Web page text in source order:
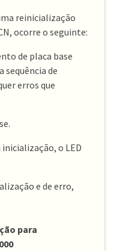
reinicialização
ocorre o seguinte:
de placa base
sequência de
erros que
o LED
e de erro,
para